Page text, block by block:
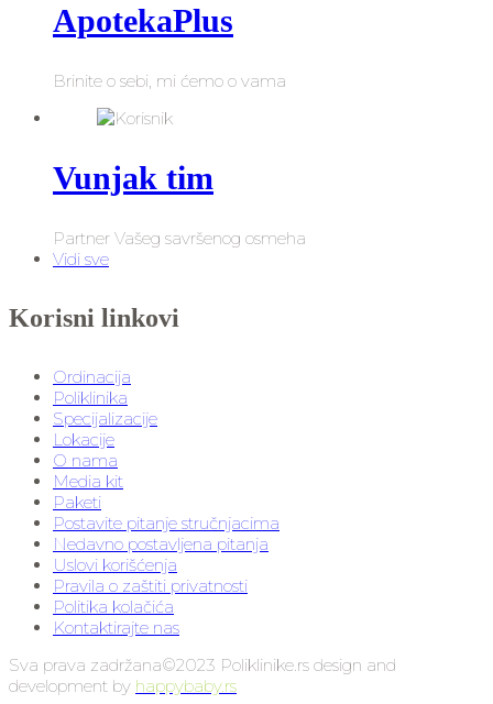
ApotekaPlus
Brinite o sebi, mi ćemo o vama
Vunjak tim
Partner Vašeg savršenog osmeha
Vidi sve
Korisni linkovi
Ordinacija
Poliklinika
Specijalizacije
Lokacije
O nama
Media kit
Paketi
Postavite pitanje stručnjacima
Nedavno postavljena pitanja
Uslovi korišćenja
Pravila o zaštiti privatnosti
Politika kolačića
Kontaktirajte nas
Sva prava zadržana©2023 Poliklinike.rs design and
development by happybaby.rs